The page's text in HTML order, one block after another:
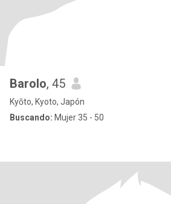
Barolo, 45
Kyōto, Kyoto, Japón
Buscando: Mujer 35 - 50